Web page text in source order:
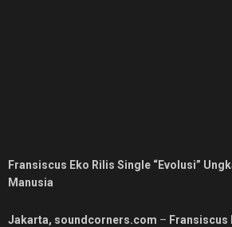
Fransiscus Eko Rilis Single “Evolusi”
Manusia
Jakarta, soundcorners.com – Fransiscus